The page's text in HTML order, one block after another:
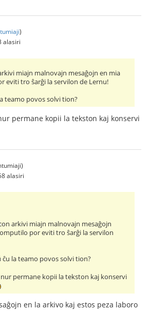
)
alasiri
miajn malnovajn mesaĝojn en mia
eviti tro ŝarĝi la servilon de Lernu!
teamo povos solvi tion?
permane kopii la tekston kaj konservi
alasiri
arkivi miajn malnovajn mesaĝojn
por eviti tro ŝarĝi la servilon
ĉu la teamo povos solvi tion?
nur permane kopii la tekston kaj konservi
en la arkivo kaj estos peza laboro